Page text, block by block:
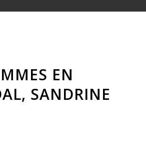
EN
SANDRINE